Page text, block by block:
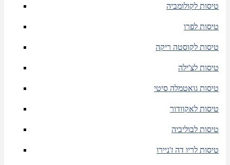
טיסות לקולומביה
טיסות לפרו
טיסות לקוסטה ריקה
טיסות לצ'ילה
טיסות גואטמלה סיטי
טיסות לאקוודור
טיסות לבוליביה
טיסות לריו דה ז'ניירו